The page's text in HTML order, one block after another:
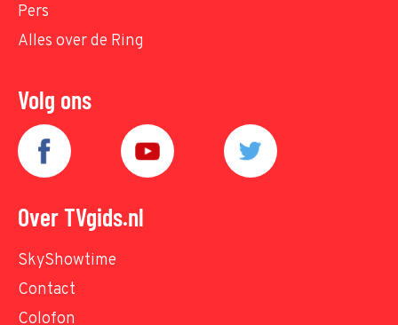
Pers
Alles over de Ring
Volg ons
Over TVgids.nl
SkyShowtime
Contact
Colofon